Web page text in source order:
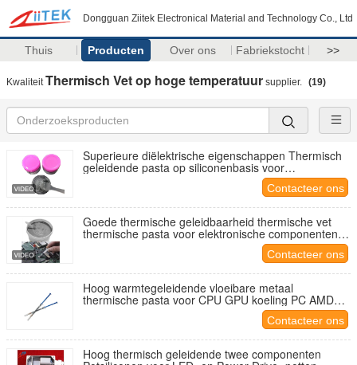
Dongguan Ziitek Electronical Material and Technology Co., Ltd
Thuis Producten Over ons Fabriekstocht >>
KwaliteitThermisch Vet op hoge temperatuur supplier. (19)
Superieure diëlektrische eigenschappen Thermisch
geleidende pasta op siliconenbasis voor
automatische halfgeleiderlaboratoriumapparatuur
Contacteer ons
Goede thermische geleidbaarheid thermische vet
thermische pasta voor elektronische componenten Al
Contacteer ons
Hoog warmtegeleidende vloeibare metaal
thermische pasta voor CPU GPU koeling PC AMD
Contacteer ons
Hoog thermisch geleidende twee componenten